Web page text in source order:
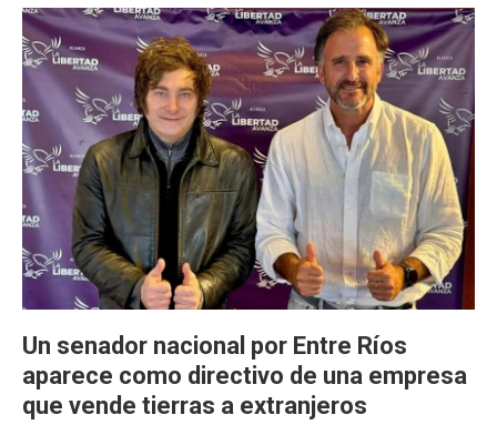
Un senador nacional por Entre Ríos
aparece como directivo de una empresa
que vende tierras a extranjeros